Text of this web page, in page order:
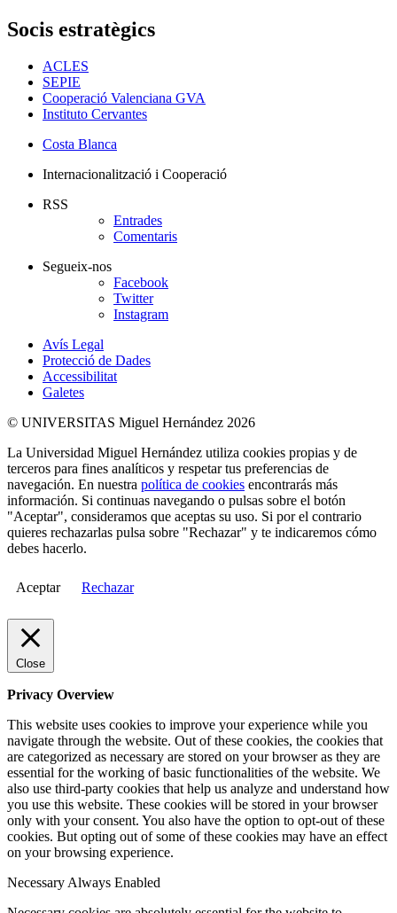
Socis estratègics
ACLES
SEPIE
Cooperació Valenciana GVA
Instituto Cervantes
Costa Blanca
Internacionalització i Cooperació
RSS
Entrades
Comentaris
Segueix-nos
Facebook
Twitter
Instagram
Avís Legal
Protecció de Dades
Accessibilitat
Galetes
© UNIVERSITAS Miguel Hernández 2026
La Universidad Miguel Hernández utiliza cookies propias y de
terceros para fines analíticos y respetar tus preferencias de
navegación. En nuestra política de cookies encontrarás más
información. Si continuas navegando o pulsas sobre el botón
"Aceptar", consideramos que aceptas su uso. Si por el contrario
quieres rechazarlas pulsa sobre "Rechazar" y te indicaremos cómo
debes hacerlo.
Aceptar Rechazar
Close
Privacy Overview
This website uses cookies to improve your experience while you
navigate through the website. Out of these cookies, the cookies that
are categorized as necessary are stored on your browser as they are
essential for the working of basic functionalities of the website. We
also use third-party cookies that help us analyze and understand how
you use this website. These cookies will be stored in your browser
only with your consent. You also have the option to opt-out of these
cookies. But opting out of some of these cookies may have an effect
on your browsing experience.
NecessaryAlways Enabled